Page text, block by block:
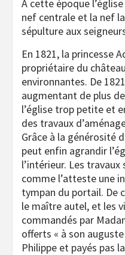
A cette époque
nef centrale et la nef
sépulture aux
En 1821, la princesse
propriétaire du
environnantes. De
augmentant de plus
l’église trop petite et
des travaux
Grâce à la générosité
peut enfin agrandir
l’intérieur. Les
comme l’atteste une
tympan du portail. De
le maître autel, et les
commandés par
offerts « à son
Philippe et payés pas